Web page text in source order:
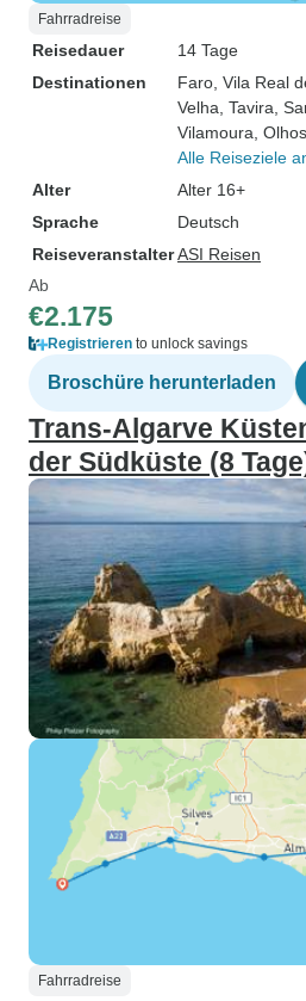
Fahrradreise
Reisedauer
14 Tage
Destinationen
Faro , Vila Real
Velha , Tavira ,
Vilamoura ,
Alle Reiseziele
Alter
Alter 16+
Sprache
Deutsch
ReiseveranstalterASI Reisen
Ab
€2.175
Registrieren to unlock savings
Broschüre herunterladen
Trans-Algarve
der Südküste (8
Fahrradreise